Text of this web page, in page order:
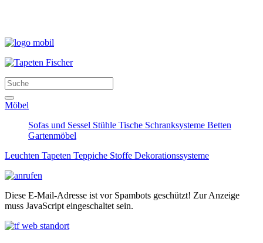
Möbel
Sofas und Sessel Stühle Tische Schranksysteme Betten
Gartenmöbel
Leuchten Tapeten Teppiche Stoffe Dekorationssysteme
Diese E-Mail-Adresse ist vor Spambots geschützt! Zur Anzeige
muss JavaScript eingeschaltet sein.